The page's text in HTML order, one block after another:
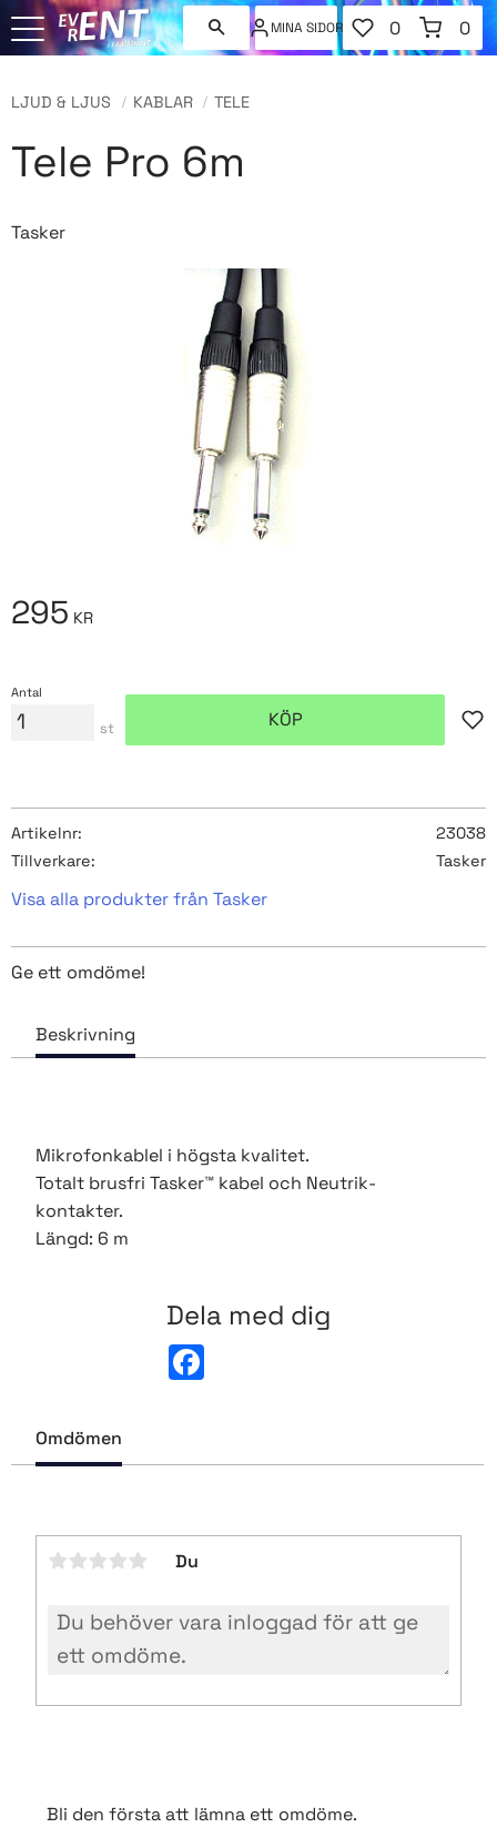
MINA SIDOR
FAVORITER
ANTAL
0
KUNDVAGN
0
LJUD & LJUS KABLAR TELE
Tele Pro 6m
Tasker
295 KR
Antal
st KÖP
Artikelnr
23038
Tillverkare
Tasker
Visa alla produkter från Tasker
Ge ett omdöme!
Mikrofonkablel i högsta kvalitet.
Totalt brusfri Tasker™ kabel och Neutrik-
kontakter.
Längd: 6 m
Dela med dig
o
Omdömen
Du
Bli den första att lämna ett omdöme.